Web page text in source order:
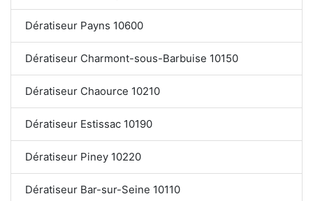
Dératiseur Payns 10600
Dératiseur Charmont-sous-Barbuise 10150
Dératiseur Chaource 10210
Dératiseur Estissac 10190
Dératiseur Piney 10220
Dératiseur Bar-sur-Seine 10110